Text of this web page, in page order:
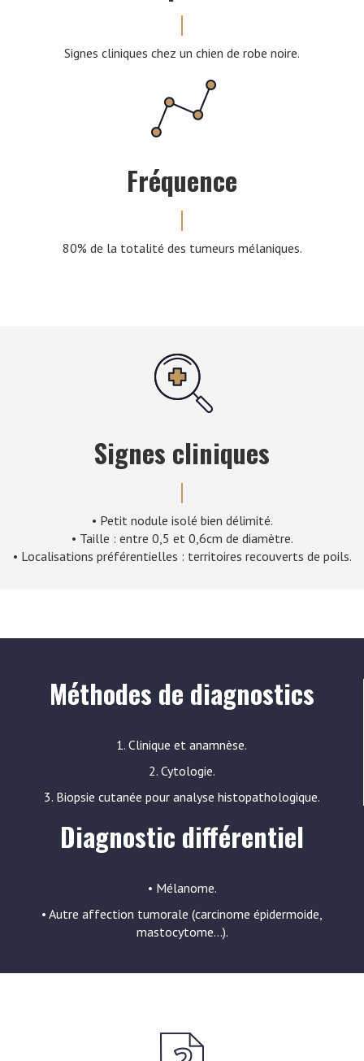
Signes cliniques chez un chien de robe noire.
Fréquence
80% de la totalité des tumeurs mélaniques.
Signes cliniques
• Petit nodule isolé bien délimité.
• Taille : entre 0,5 et 0,6cm de diamètre.
• Localisations préférentielles : territoires recouverts de poils.
Méthodes de diagnostics
1. Clinique et anamnèse.
2. Cytologie.
3. Biopsie cutanée pour analyse histopathologique.
Diagnostic différentiel
• Mélanome.
• Autre affection tumorale (carcinome épidermoide,
mastocytome…).